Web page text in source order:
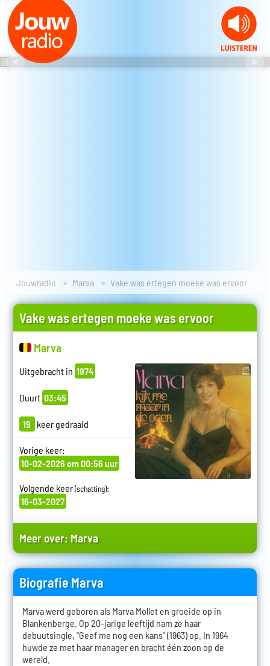
Jouwradio Marva Vake was ertegen moeke was ervoor
Vake was ertegen moeke was ervoor
Marva
Uitgebracht in 1974
Duurt 03:45
19 keer gedraaid
Vorige keer:
10-02-2026 om 00:56 uur
Volgende keer(schatting):
16-03-2027
Meer over: Marva
Biografie Marva
Marva werd geboren als Marva Mollet en groeide op in
Blankenberge. Op 20-jarige leeftijd nam ze haar
debuutsingle, "Geef me nog een kans" (1963) op. In 1964
huwde ze met haar manager en bracht één zoon op de
wereld.